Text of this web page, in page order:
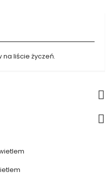
liście życzeń.